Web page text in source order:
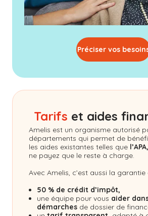
Préciser vos
Tarifs et aides
Amelis est un organisme autorisé
départements qui permet de
les aides existantes telles que
ne payez que le reste à charge.
Avec Amelis, c’est aussi la garantie
50 % de crédit d’impôt,
une équipe pour vous aider
démarches de dossier de